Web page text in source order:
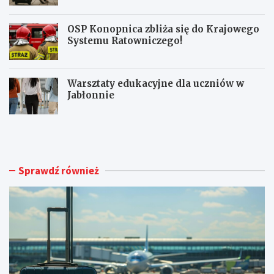
OSP Konopnica zbliża się do Krajowego
Systemu Ratowniczego!
Warsztaty edukacyjne dla uczniów w
Jabłonnie
L
n
i
p
r
t
o
L
o
a
y
a
g
n
Sprawdź również